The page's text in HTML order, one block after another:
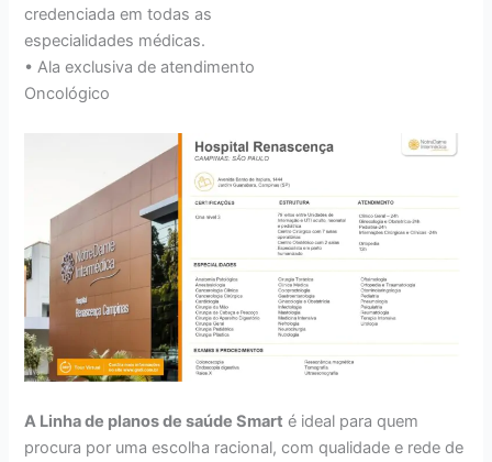
credenciada em todas as
especialidades médicas.
• Ala exclusiva de atendimento
Oncológico
A Linha de planos de saúde Smart é ideal para quem
procura por uma escolha racional, com qualidade e rede de